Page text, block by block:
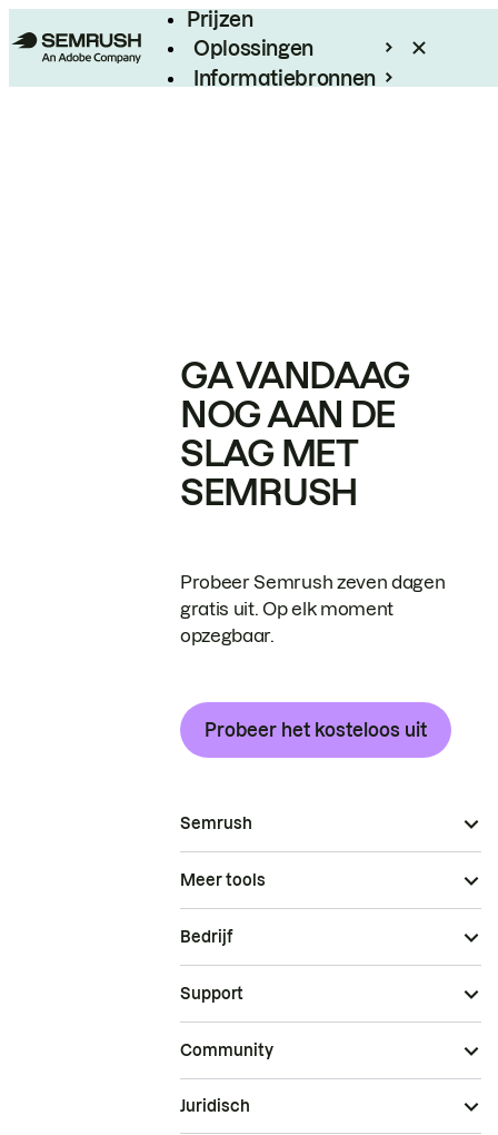
Prijzen
Oplossingen
Informatiebronnen
GA VANDAAG
NOG AAN DE
SLAG MET
SEMRUSH
Probeer Semrush zeven dagen
gratis uit. Op elk moment
opzegbaar.
Probeer het kosteloos uit
Semrush
Meer tools
Bedrijf
Support
Community
Juridisch